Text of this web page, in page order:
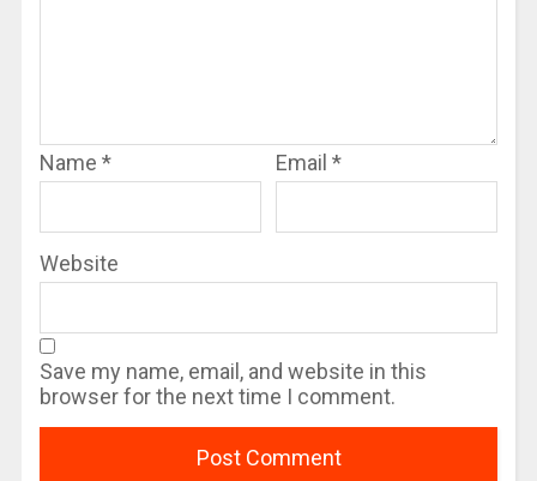
Name * Email *
Website
Save my name, email, and website in this
browser for the next time I comment.